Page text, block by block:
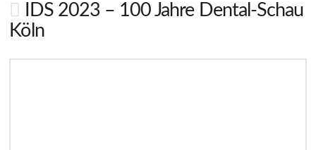
IDS 2023 – 100 Jahre Dental-Schau
Köln